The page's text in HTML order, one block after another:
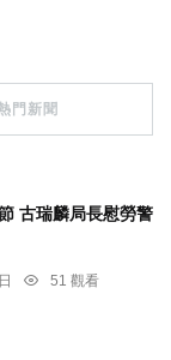
門新聞
古瑞麟局長慰勞警
51 觀看